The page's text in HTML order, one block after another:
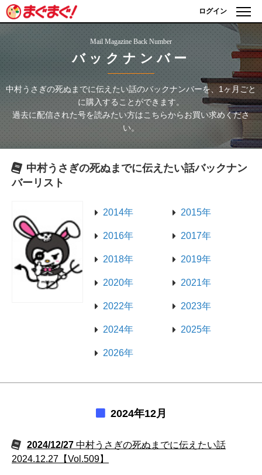
ログイン
Mail Magazine Back Number
バックナンバー
中村うさぎの死ぬまでに伝えたい話のバックナンバーを、1ヶ月ごと
に購入することができます。
過去に配信された号を読みたい方はこちらからお買い求めくださ
い。
中村うさぎの死ぬまでに伝えたい話バックナン
バーリスト
2014年 2015年
2016年 2017年
2018年 2019年
2020年 2021年
2022年 2023年
2024年 2025年
2026年
2024年12月
2024/12/27 中村うさぎの死ぬまでに伝えたい話
2024.12.27【Vol.509】